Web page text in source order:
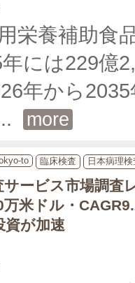
栄養補助食
には229億
年から
more
to 臨床検査 日本病理
サービス市場調査
米ドル・
資が加速